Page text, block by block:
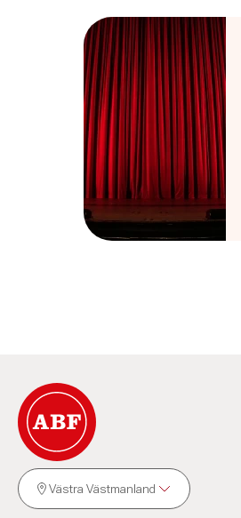
Västra Västmanland